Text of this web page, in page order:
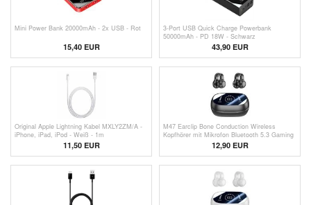
Mini Power Bank 20000mAh - 2x USB - Rot
15,40 EUR
3-Port USB Quick Charge Powerbank
50000mAh - PD 18W - Schwarz
43,90 EUR
Original Apple Lightning Kabel MXLY2ZM/A -
iPhone, iPad, iPod - Weiß - 1m
11,50EUR
M47 Earclip Bone Conduction Wireless
Kopfhörer mit Mikrofon Bluetooth 5.3 Gaming
Headset Rauschunterdrückung Sport
Kopfhörer - Schwarz
12,90EUR